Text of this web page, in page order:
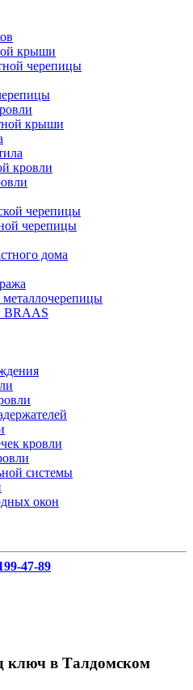
крыши
черепицы
крыши
кровли
черепицы
черепицы
дома
BRAAS
кровли
системы
окон
47-89
ключ в Талдомском